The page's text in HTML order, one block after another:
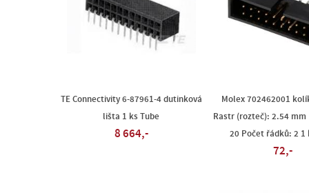
TE Connectivity 6-87961-4 dutinková
lišta 1 ks Tube
8 664,-
Molex 702462001
Rastr (rozteč): 2.54 mm
20 Počet řádků: 2 1
72,-